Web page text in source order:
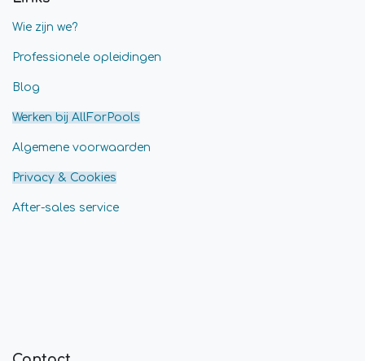
Wie zijn we?
Professionele opleidingen
Blog
Werken bij AllForPools
Algemene voorwaarden
Privacy & Cookies
After-sales service